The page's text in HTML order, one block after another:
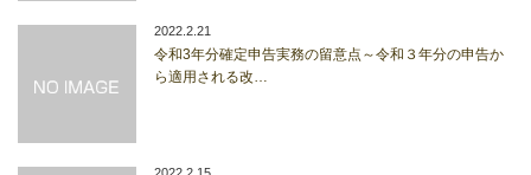
2022.2.21
令和3年分確定申告実務の留意点～令和３年分の申告か
ら適用される改…
2022.2.15